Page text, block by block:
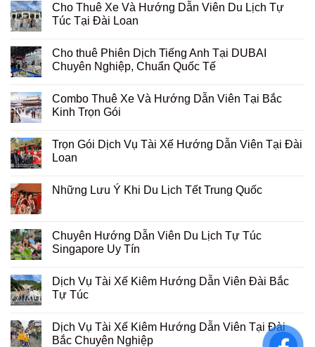
Cho Thuê Xe Và Hướng Dẫn Viên Du Lịch Tự
Túc Tại Đài Loan
Cho thuê Phiên Dịch Tiếng Anh Tại DUBAI
Chuyên Nghiệp, Chuẩn Quốc Tế
Combo Thuê Xe Và Hướng Dẫn Viên Tại Bắc
Kinh Trọn Gói
Trọn Gói Dịch Vụ Tài Xế Hướng Dẫn Viên Tại Đài
Loan
Những Lưu Ý Khi Du Lịch Tết Trung Quốc
Chuyên Hướng Dẫn Viên Du Lịch Tự Túc
Singapore Uy Tín
Dịch Vụ Tài Xế Kiêm Hướng Dẫn Viên Đài Bắc
Tự Túc
Dịch Vụ Tài Xế Kiêm Hướng Dẫn Viên Tại Đài
Bắc Chuyên Nghiệp